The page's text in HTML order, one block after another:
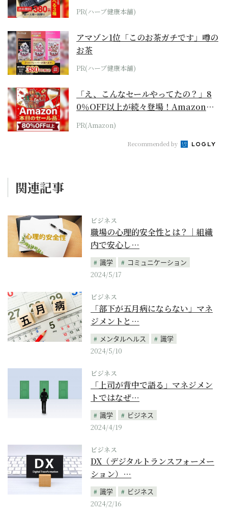
PR(ハーブ健康本舗)
アマゾン1位「このお茶ガチです」噂の
お茶
PR(ハーブ健康本舗)
「え、こんなセールやってたの？」8
0％OFF以上が続々登場！Amazonの
本気が...
PR(Amazon)
Recommended by
関連記事
ビジネス
職場の心理的安全性とは？｜組織
内で安心し…
識学
コミュニケーション
2024/5/17
ビジネス
「部下が五月病にならない」マネ
ジメントと…
メンタルヘルス
識学
2024/5/10
ビジネス
「上司が背中で語る」マネジメン
トではなぜ…
識学
ビジネス
2024/4/19
ビジネス
DX（デジタルトランスフォーメー
ション）…
識学
ビジネス
2024/2/16